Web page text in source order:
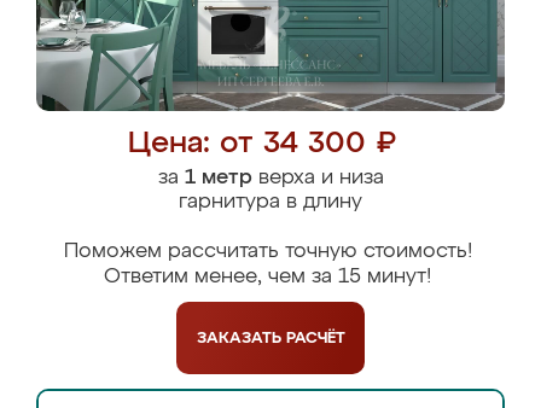
Цена: от 34 300 ₽
за 1 метрверха и низа
гарнитура в длину
Поможем рассчитать точную стоимость!
Ответим менее, чем за 15 минут!
ЗАКАЗАТЬ РАСЧЁТ